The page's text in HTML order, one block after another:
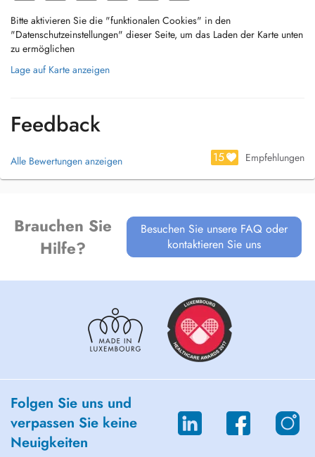
Bitte aktivieren Sie die "funktionalen Cookies" in den
"Datenschutzeinstellungen" dieser Seite, um das Laden der Karte unten
zu ermöglichen
Lage auf Karte anzeigen
Feedback
Alle Bewertungen anzeigen 15 Empfehlungen
Brauchen Sie
Hilfe?
Besuchen Sie unsere FAQ oder
kontaktieren Sie uns
Folgen Sie uns und
verpassen Sie keine
Neuigkeiten